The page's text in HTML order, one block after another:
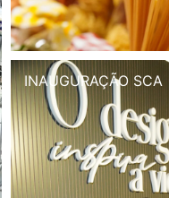
INAUGURAÇÃO SCA